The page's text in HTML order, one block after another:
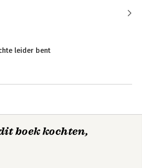
rat?
leider bent
Nederland
boek kochten,